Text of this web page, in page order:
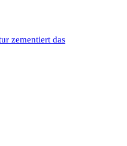
zementiert das